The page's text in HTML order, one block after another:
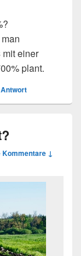
mit einer
plant.
Kommentare ↓